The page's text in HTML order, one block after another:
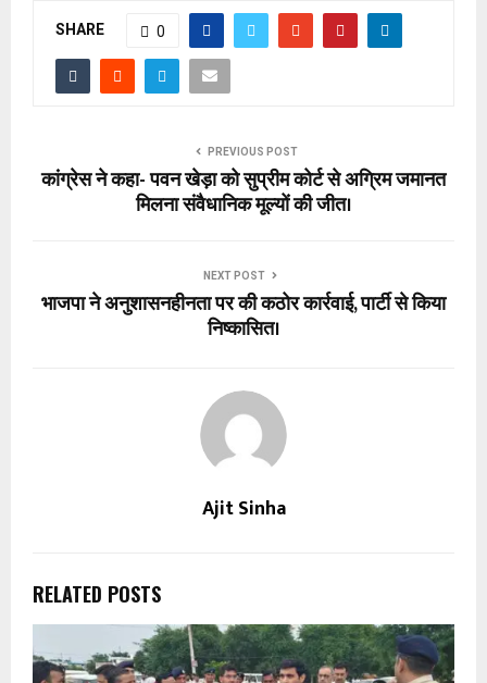
SHARE 0
PREVIOUS POST
कांग्रेस ने कहा- पवन खेड़ा को सुप्रीम कोर्ट से अग्रिम जमानत
मिलना संवैधानिक मूल्यों की जीत।
NEXT POST
भाजपा ने अनुशासनहीनता पर की कठोर कार्रवाई, पार्टी से किया
निष्कासित।
Ajit Sinha
RELATED POSTS